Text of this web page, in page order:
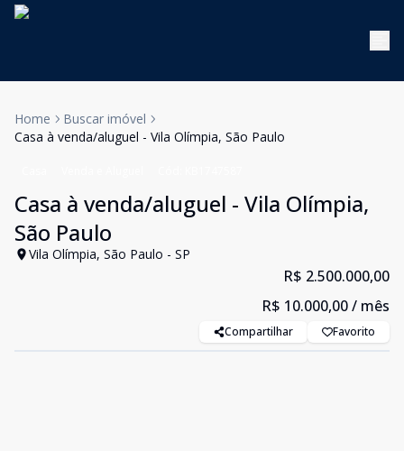
Home
Buscar imóvel
Casa à venda/aluguel - Vila Olímpia, São Paulo
Casa à venda/aluguel - Vila Olímpia,
São Paulo
Vila Olímpia, São Paulo - SP
R$ 2.500.000,00
R$ 10.000,00/ mês
Compartilhar Favorito